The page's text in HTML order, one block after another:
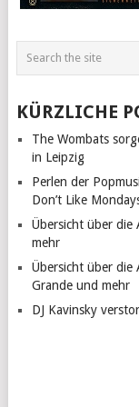
KÜRZLICHE
The Wombats
in Leipzig
Perlen der
Don’t Like
Übersicht über die
mehr
Übersicht über die
Grande und mehr
DJ Kavinsky